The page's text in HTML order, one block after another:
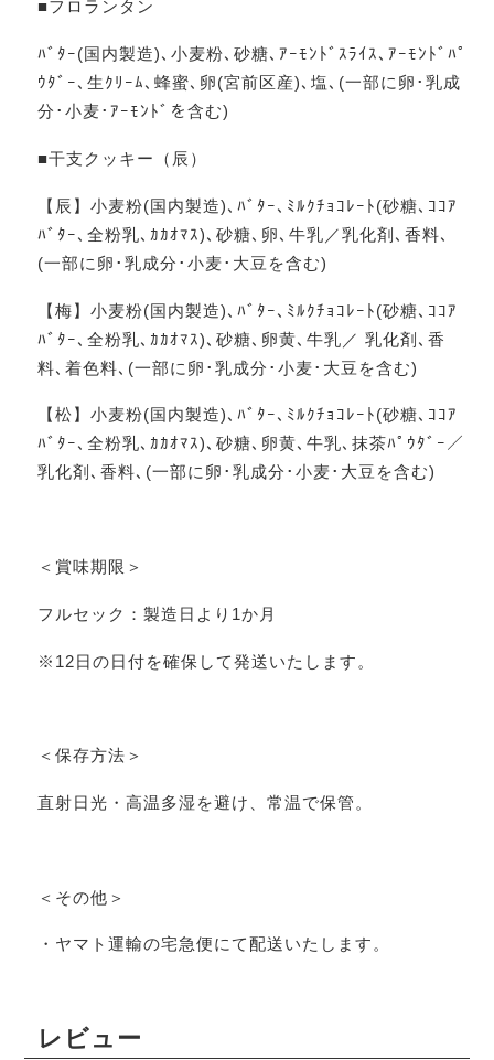
■フロランタン
ﾊﾞﾀｰ(国内製造)､小麦粉､砂糖､ｱｰﾓﾝﾄﾞｽﾗｲｽ､ｱｰﾓﾝﾄﾞﾊﾟ
ｳﾀﾞｰ､生ｸﾘｰﾑ､蜂蜜､卵(宮前区産)､塩､(一部に卵･乳成
分･小麦･ｱｰﾓﾝﾄﾞを含む)
■干支クッキー（辰）
【辰】小麦粉(国内製造)､ﾊﾞﾀｰ､ﾐﾙｸﾁｮｺﾚｰﾄ(砂糖､ｺｺｱ
ﾊﾞﾀｰ､全粉乳､ｶｶｵﾏｽ)､砂糖､卵､牛乳／乳化剤､香料､
(一部に卵･乳成分･小麦･大豆を含む)
【梅】小麦粉(国内製造)､ﾊﾞﾀｰ､ﾐﾙｸﾁｮｺﾚｰﾄ(砂糖､ｺｺｱ
ﾊﾞﾀｰ､全粉乳､ｶｶｵﾏｽ)､砂糖､卵黄､牛乳／ 乳化剤､香
料､着色料､(一部に卵･乳成分･小麦･大豆を含む)
【松】小麦粉(国内製造)､ﾊﾞﾀｰ､ﾐﾙｸﾁｮｺﾚｰﾄ(砂糖､ｺｺｱ
ﾊﾞﾀｰ､全粉乳､ｶｶｵﾏｽ)､砂糖､卵黄､牛乳､抹茶ﾊﾟｳﾀﾞｰ／
乳化剤､香料､(一部に卵･乳成分･小麦･大豆を含む)
＜賞味期限＞
フルセック：製造日より1か月
※12日の日付を確保して発送いたします。
＜保存方法＞
直射日光・高温多湿を避け、常温で保管。
＜その他＞
・ヤマト運輸の宅急便にて配送いたします。
レビュー